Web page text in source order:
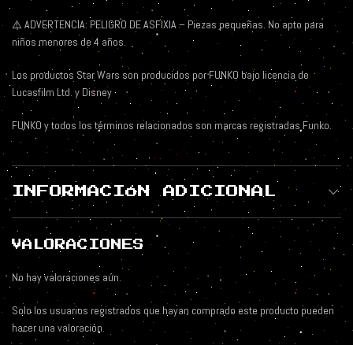
⚠️ ADVERTENCIA: PELIGRO DE ASFIXIA – Piezas pequeñas. No apto para
niños menores de 4 años.
Los productos Star Wars son producidos por FUNKO bajo licencia de
Lucasfilm Ltd. y Disney
FUNKO y todos los términos relacionados son marcas registradas Funko.
INFORMACIÓN ADICIONAL
VALORACIONES
No hay valoraciones aún.
Solo los usuarios registrados que hayan comprado este producto pueden
hacer una valoración.